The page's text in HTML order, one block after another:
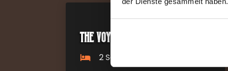
The Voyager
2 Schlafplätze